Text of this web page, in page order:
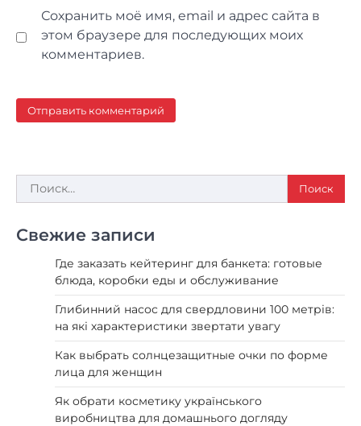
Сохранить моё имя, email и адрес сайта в
этом браузере для последующих моих
комментариев.
Найти:
Свежие записи
Где заказать кейтеринг для банкета: готовые
блюда, коробки еды и обслуживание
Глибинний насос для свердловини 100 метрів:
на які характеристики звертати увагу
Как выбрать солнцезащитные очки по форме
лица для женщин
Як обрати косметику українського
виробництва для домашнього догляду